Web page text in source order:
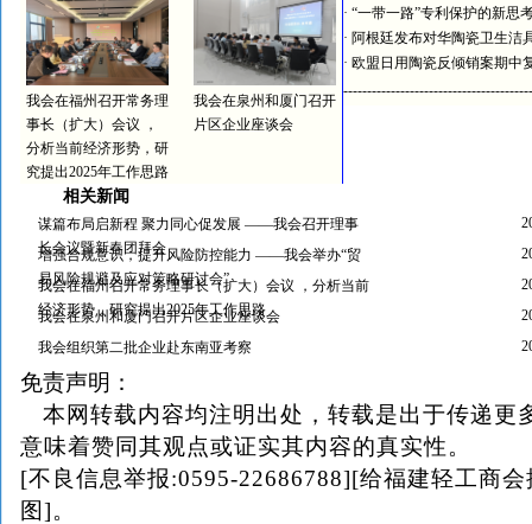
我会在福州召开常务理
事长（扩大）会议 ，
分析当前经济形势，研
究提出2025年工作思路
我会在泉州和厦门召开
片区企业座谈会
· “一带一路”专利保护的新思
· 阿根廷发布对华陶瓷卫生洁
· 欧盟日用陶瓷反倾销案期中
相关新闻
谋篇布局启新程 聚力同心促发展 ——我会召开理事
长会议暨新春团拜会
增强合规意识，提升风险防控能力 ——我会举办“贸
易风险规避及应对策略研讨会”
我会在福州召开常务理事长（扩大）会议 ，分析当前
经济形势，研究提出2025年工作思路
我会在泉州和厦门召开片区企业座谈会
我会组织第二批企业赴东南亚考察
免责声明：
本网转载内容均注明出处，转载是出于传递更
意味着赞同其观点或证实其内容的真实性。
[不良信息举报:0595-22686788][给福建轻工商
图]。